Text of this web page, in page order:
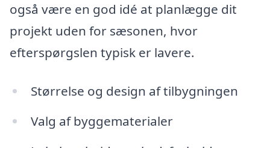
også være en god idé at planlægge dit
projekt uden for sæsonen, hvor
efterspørgslen typisk er lavere.
Størrelse og design af tilbygningen
Valg af byggematerialer